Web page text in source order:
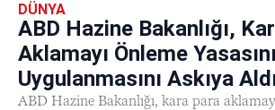
DÜNYA
ABD Hazine Bakanlığı,
Aklamayı Önleme
Uygulanmasını Askıya
ABD Hazine Bakanlığı, kara para